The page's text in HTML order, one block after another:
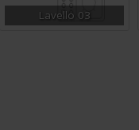
Lavello 03